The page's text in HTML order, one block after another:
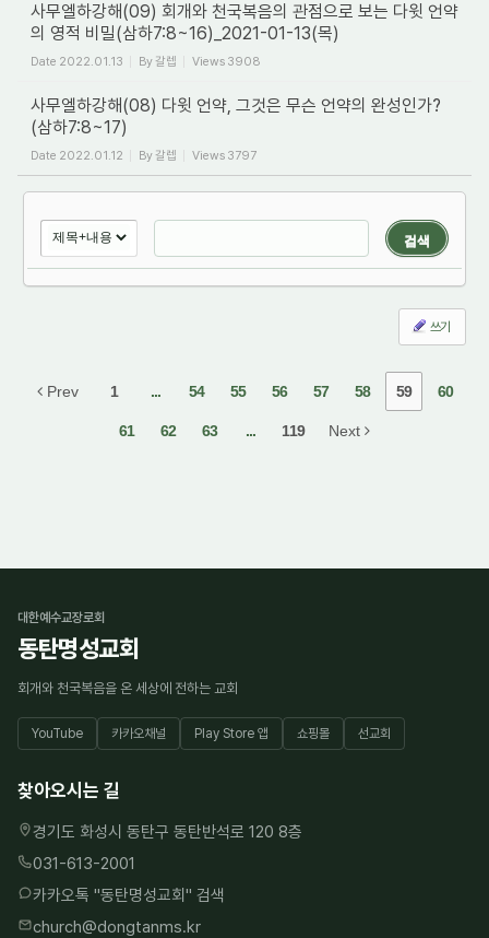
사무엘하강해(09) 회개와 천국복음의 관점으로 보는 다윗 언약
의 영적 비밀(삼하7:8~16)_2021-01-13(목)
Date 2022.01.13 By갈렙 Views 3908
사무엘하강해(08) 다윗 언약, 그것은 무슨 언약의 완성인가?
(삼하7:8~17)
Date 2022.01.12 By갈렙 Views 3797
검색
쓰기
Prev 1 ... 54 55 56 57 58 59 60
61 62 63 ... 119 Next
대한예수교장로회
동탄명성교회
회개와 천국복음을 온 세상에 전하는 교회
YouTube 카카오채널 Play Store 앱 쇼핑몰 선교회
찾아오시는 길
경기도 화성시 동탄구 동탄반석로 120 8층
031-613-2001
카카오톡 "동탄명성교회" 검색
church@dongtanms.kr